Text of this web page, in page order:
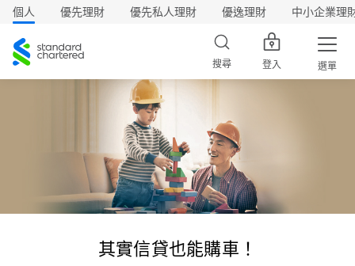
個人 優先理財 優先私人理財 優逸理財 中小企業理
渣
打
搜尋 登入 選單
其實信貸也能購車！